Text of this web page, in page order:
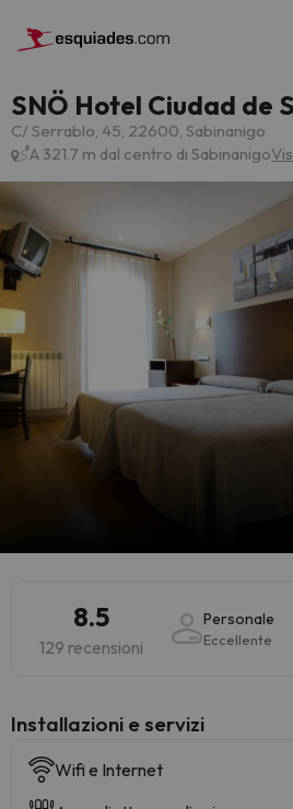
SNÖ Hotel Ciudad de
C/ Serrablo, 45, 22600, Sabinanigo
A 321.7 m dal centro di Sabinanigo
8.5
129 recensioni
Personale
Eccellente
Installazioni e servizi
Wifi e Internet